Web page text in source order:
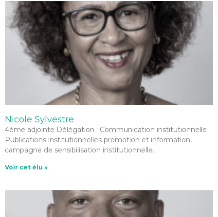
Nicole Sylvestre
4ème adjointe Délégation : Communication institutionnelle
Publications institutionnelles promotion et information,
campagne de sensibilisation institutionnelle.
Voir cet élu »